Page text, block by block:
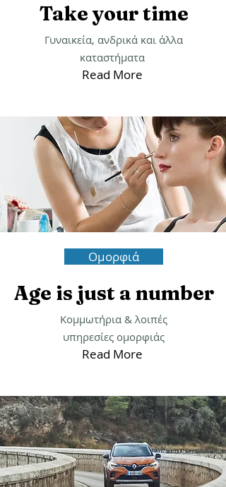
Take your time
Γυναικεία, ανδρικά και άλλα
καταστήματα
Read More
Ομορφιά
Age is just a number
Κομμωτήρια & λοιπές
υπηρεσίες ομορφιάς
Read More